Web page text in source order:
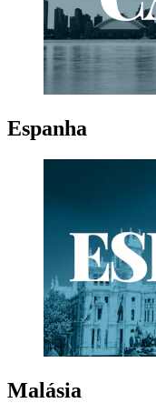
Espanha
Malásia